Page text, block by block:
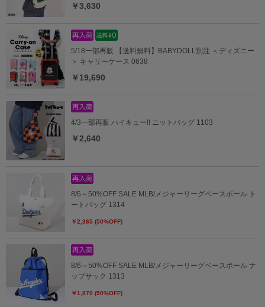
￥3,630
5/18一部再販 【送料無料】BABYDOLL別注 ＜ディズニー
＞ キャリーケース 0638
￥19,690
4/3一部再販 ハイキュー!! ニットバッグ 1103
￥2,640
8/6～50%OFF SALE MLB/メジャーリーグベースボール ト
ートバッグ 1314
￥2,365 (50%OFF)
8/6～50%OFF SALE MLB/メジャーリーグベースボール ナ
ップサック 1313
￥1,870 (50%OFF)